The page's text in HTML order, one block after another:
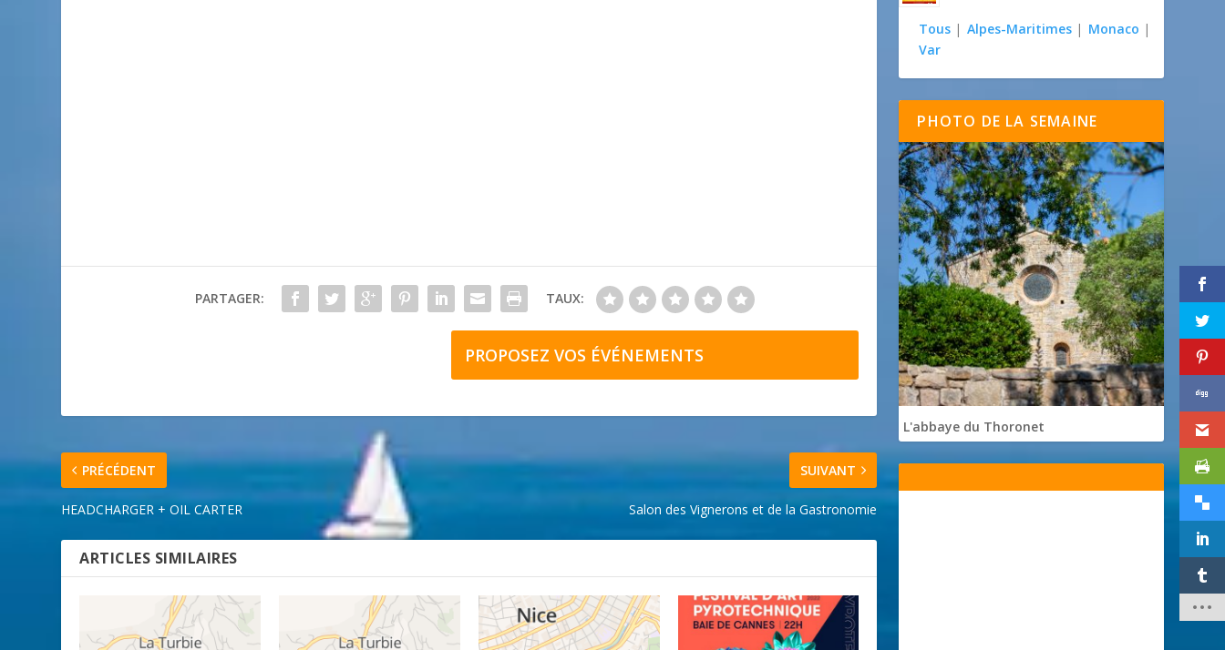
PARTAGER: TAUX:
PROPOSEZ VOS ÉVÉNEMENTS
PRÉCÉDENT
HEADCHARGER + OIL CARTER
SUIVANT
Salon des Vignerons et de la Gastronomie
ARTICLES SIMILAIRES
Tous | Alpes-Maritimes | Monaco |
Var
PHOTO DE LA SEMAINE
L'abbaye du Thoronet